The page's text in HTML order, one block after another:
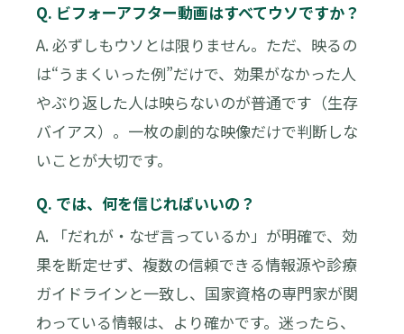
Q. ビフォーアフター動画はすべてウソですか？
A. 必ずしもウソとは限りません。ただ、映るの
は“うまくいった例”だけで、効果がなかった人
やぶり返した人は映らないのが普通です（生存
バイアス）。一枚の劇的な映像だけで判断しな
いことが大切です。
Q. では、何を信じればいいの？
A. 「だれが・なぜ言っているか」が明確で、効
果を断定せず、複数の信頼できる情報源や診療
ガイドラインと一致し、国家資格の専門家が関
わっている情報は、より確かです。迷ったら、